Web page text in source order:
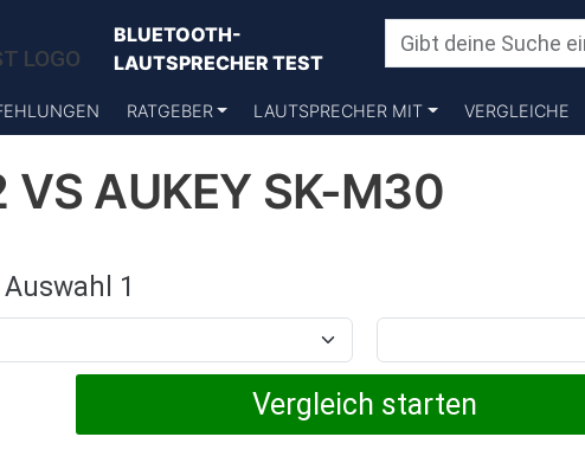
BLUETOOTH-
LAUTSPRECHER TEST
RATGEBER LAUTSPRECHER MIT VERGLEICHE
AUKEY SK-M30
Auswahl 1